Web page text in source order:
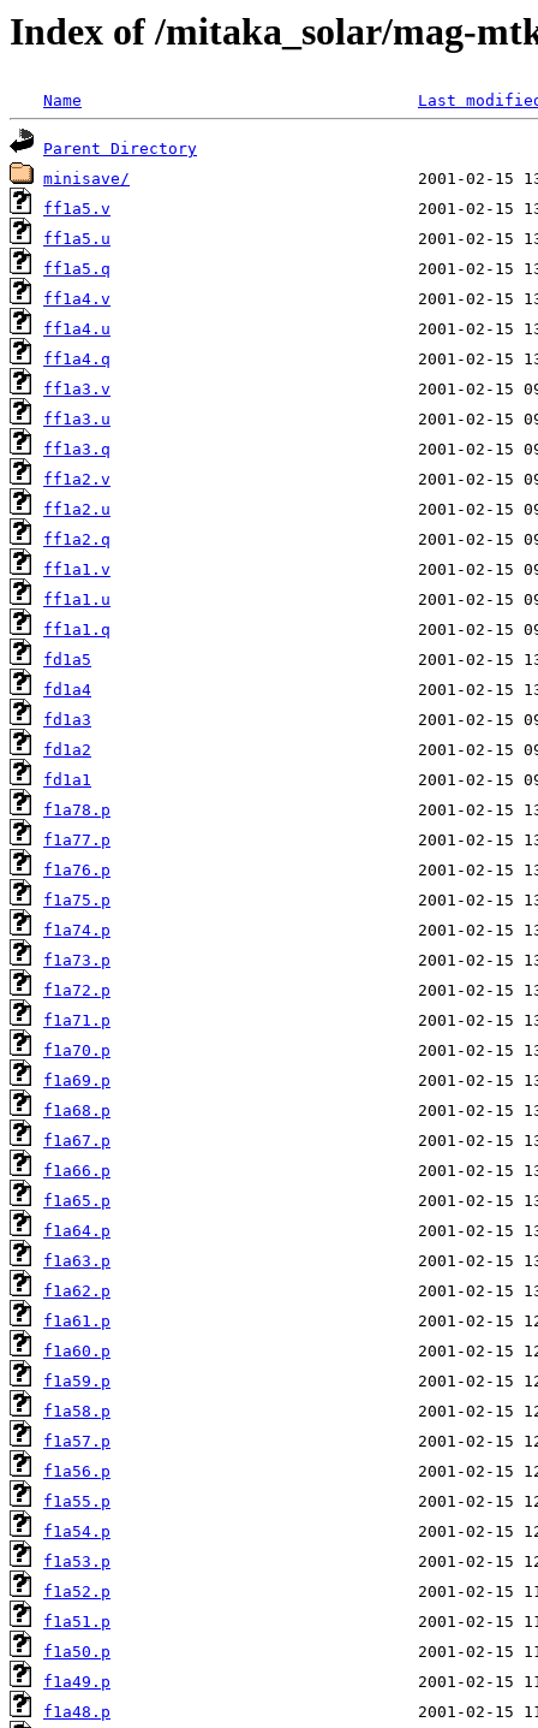
Index of /mitaka_solar/mag-
Name Last
Parent Directory
minisave/
ff1a5.v
ff1a5.u
ff1a5.q
ff1a4.v
ff1a4.u
ff1a4.q
ff1a3.v
ff1a3.u
ff1a3.q
ff1a2.v
ff1a2.u
ff1a2.q
ff1a1.v
ff1a1.u
ff1a1.q
fd1a5
fd1a4
fd1a3
fd1a2
fd1a1
f1a78.p
f1a77.p
f1a76.p
f1a75.p
f1a74.p
f1a73.p
f1a72.p
f1a71.p
f1a70.p
f1a69.p
f1a68.p
f1a67.p
f1a66.p
f1a65.p
f1a64.p
f1a63.p
f1a62.p
f1a61.p
f1a60.p
f1a59.p
f1a58.p
f1a57.p
f1a56.p
f1a55.p
f1a54.p
f1a53.p
f1a52.p
f1a51.p
f1a50.p
f1a49.p
f1a48.p